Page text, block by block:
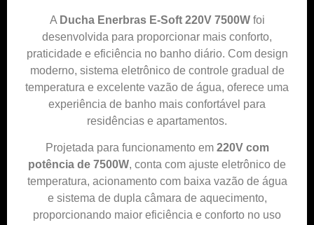
A Ducha Enerbras E-Soft 220V 7500Wfoi
desenvolvida para proporcionar mais conforto,
praticidade e eficiência no banho diário. Com design
moderno, sistema eletrônico de controle gradual de
temperatura e excelente vazão de água, oferece uma
experiência de banho mais confortável para
residências e apartamentos.
Projetada para funcionamento em 220V com
potência de 7500W, conta com ajuste eletrônico de
temperatura, acionamento com baixa vazão de água
e sistema de dupla câmara de aquecimento,
proporcionando maior eficiência e conforto no uso